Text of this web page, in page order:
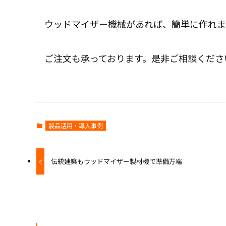
ウッドマイザー機械があれば、簡単に作れま
ご注文も承っております。是非ご相談くださ
製品活用・導入事例
伝統建築もウッドマイザー製材機で準備万端